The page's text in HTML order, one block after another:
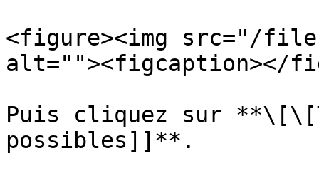
<figure><img src="/files/
alt=""><figcaption></
Puis cliquez sur
possibles]]**.